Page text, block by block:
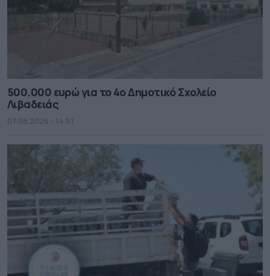
500.000 ευρώ για το 4ο Δημοτικό Σχολείο
Λιβαδειάς
07.08.2026 - 14.51